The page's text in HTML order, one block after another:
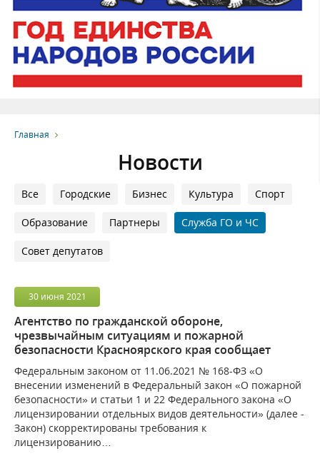
Главная
Новости
Все Городские Бизнес Культура Спорт
Образование Партнеры Служба ГО и ЧС
Совет депутатов
30 июня 2021
Агентство по гражданской обороне,
чрезвычайным ситуациям и пожарной
безопасности Красноярского края сообщает
Федеральным законом от 11.06.2021 № 168-ФЗ «О
внесении изменений в Федеральный закон «О пожарной
безопасности» и статьи 1 и 22 Федерального закона «О
лицензировании отдельных видов деятельности» (далее -
Закон) скорректированы требования к
лицензированию…